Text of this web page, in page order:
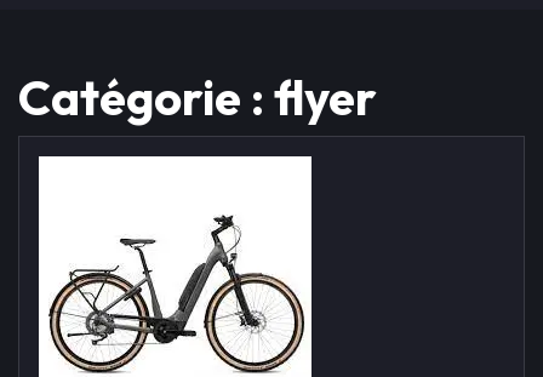
Catégorie : flyer